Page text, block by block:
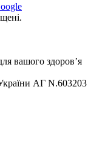
вашого здоров’я
АГ N.603203